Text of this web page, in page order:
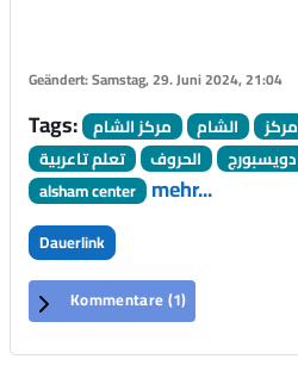
Geändert: Samstag, 29. Juni 2024, 21:04
Tags: مركز الشام الشام مركز
تعلم تاعربية
الحروف دويسبورج
alsham center mehr...
Dauerlink
Kommentare (1)